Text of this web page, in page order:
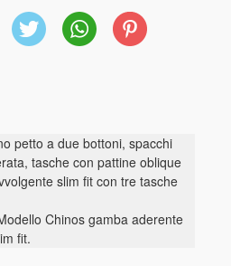
X WhatsAppPinterest
petto a due bottoni, spacchi
tasche con pattine oblique
slim fit con tre tasche
Chinos gamba aderente
fit.